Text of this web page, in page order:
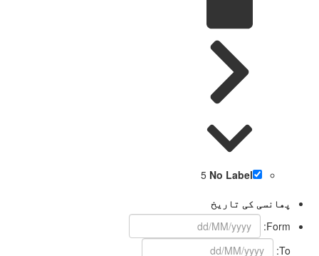
No Label
5
پھانسی کی تاریخ
Form: